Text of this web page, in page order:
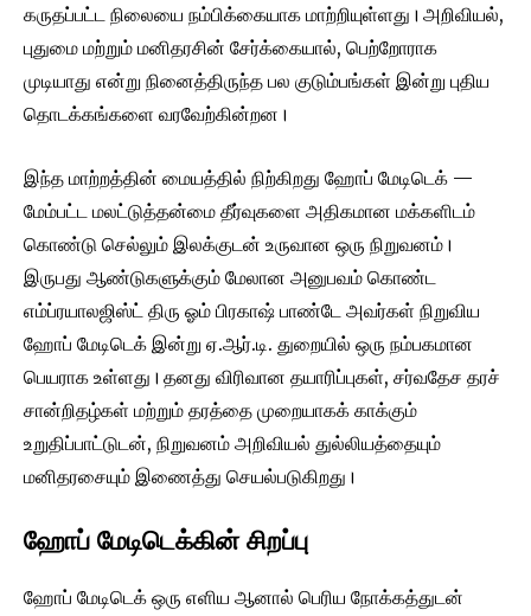
கருதப்பட்ட நிலையை நம்பிக்கையாக மாற்றியுள்ளது। அறிவியல்,
புதுமை மற்றும் மனிதரசின் சேர்க்கையால், பெற்றோராக
முடியாது என்று நினைத்திருந்த பல குடும்பங்கள் இன்று புதிய
தொடக்கங்களை வரவேற்கின்றன।
இந்த மாற்றத்தின் மையத்தில் நிற்கிறது ஹோப் மேடிடெக் —
மேம்பட்ட மலட்டுத்தன்மை தீர்வுகளை அதிகமான மக்களிடம்
கொண்டு செல்லும் இலக்குடன் உருவான ஒரு நிறுவனம்।
இருபது ஆண்டுகளுக்கும் மேலான அனுபவம் கொண்ட
எம்ப்ரயாலஜிஸ்ட் திரு ஓம் பிரகாஷ் பாண்டே அவர்கள் நிறுவிய
ஹோப் மேடிடெக் இன்று ஏ.ஆர்.டி. துறையில் ஒரு நம்பகமான
பெயராக உள்ளது। தனது விரிவான தயாரிப்புகள், சர்வதேச தரச்
சான்றிதழ்கள் மற்றும் தரத்தை முறையாகக் காக்கும்
உறுதிப்பாட்டுடன், நிறுவனம் அறிவியல் துல்லியத்தையும்
மனிதரசையும் இணைத்து செயல்படுகிறது।
ஹோப் மேடிடெக்கின் சிறப்பு
ஹோப் மேடிடெக் ஒரு எளிய ஆனால் பெரிய நோக்கத்துடன்